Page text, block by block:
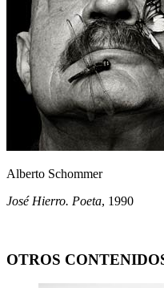
Alberto Schommer
José Hierro. Poeta, 1990
OTROS